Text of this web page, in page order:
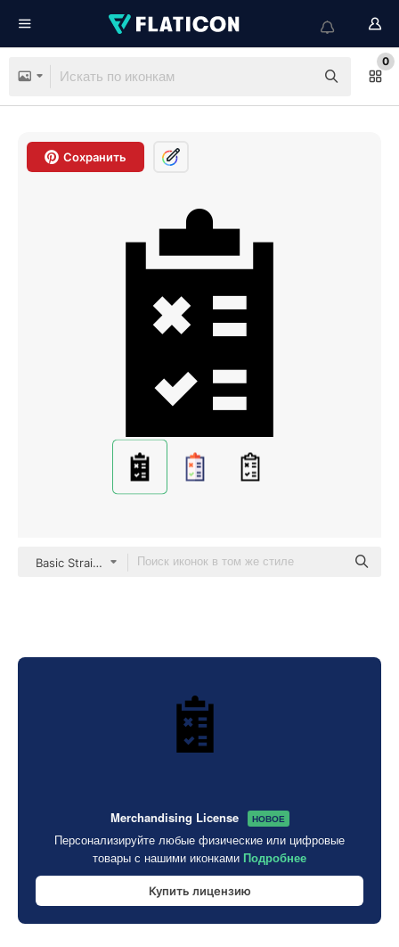
0
Сохранить
Basic Straight Filled
Merchandising License НОВОЕ
Персонализируйте любые физические или цифровые
товары с нашими иконками Подробнее
Купить лицензию